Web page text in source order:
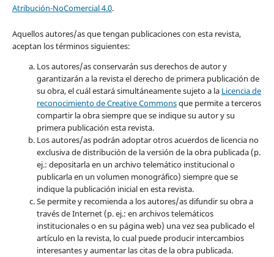
Atribución-NoComercial 4.0.
Aquellos autores/as que tengan publicaciones con esta revista,
aceptan los términos siguientes:
Los autores/as conservarán sus derechos de autor y
garantizarán a la revista el derecho de primera publicación de
su obra, el cuál estará simultáneamente sujeto a la Licencia de
reconocimiento de Creative Commonsque permite a terceros
compartir la obra siempre que se indique su autor y su
primera publicación esta revista.
Los autores/as podrán adoptar otros acuerdos de licencia no
exclusiva de distribución de la versión de la obra publicada (p.
ej.: depositarla en un archivo telemático institucional o
publicarla en un volumen monográfico) siempre que se
indique la publicación inicial en esta revista.
Se permite y recomienda a los autores/as difundir su obra a
través de Internet (p. ej.: en archivos telemáticos
institucionales o en su página web) una vez sea publicado el
artículo en la revista, lo cual puede producir intercambios
interesantes y aumentar las citas de la obra publicada.